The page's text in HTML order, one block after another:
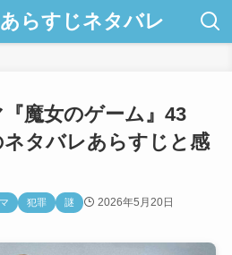
らすじネタバレ
魔女のゲーム』43
ネタバレあらすじと感
犯罪 謎 2026年5月20日